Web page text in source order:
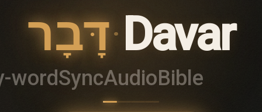
דָּבָר·Davar
wordSyncAudioBible